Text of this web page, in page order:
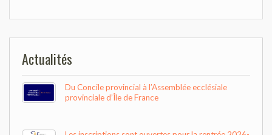
l’article
Actualités
Du Concile provincial à l’Assemblée ecclésiale
provinciale d’Île de France